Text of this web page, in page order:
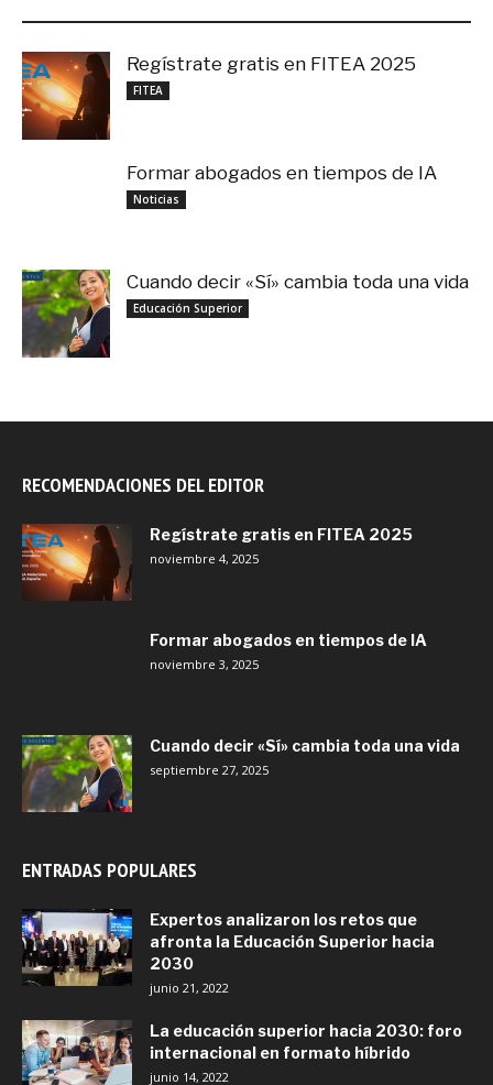
Regístrate gratis en FITEA 2025
FITEA
Formar abogados en tiempos de IA
Noticias
Cuando decir «Sí» cambia toda una vida
Educación Superior
RECOMENDACIONES DEL EDITOR
Regístrate gratis en FITEA 2025
noviembre 4, 2025
Formar abogados en tiempos de IA
noviembre 3, 2025
Cuando decir «Sí» cambia toda una vida
septiembre 27, 2025
ENTRADAS POPULARES
Expertos analizaron los retos que
afronta la Educación Superior hacia
2030
junio 21, 2022
La educación superior hacia 2030: foro
internacional en formato híbrido
junio 14, 2022